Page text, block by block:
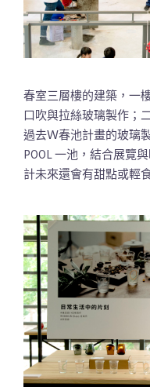
春室三層樓的建築，一
口吹與拉絲玻璃製作；
過去Ｗ春池計畫的玻璃
POOL 一池，結合展覽
計未來還會有甜點或輕